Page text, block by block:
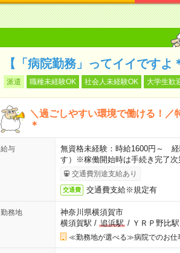
【「病院勤務」ってイイです
派遣 職種未経験OK 社会人未経験OK 大学生歓
＼過ごしやすい環境で働ける！
＊
給与
無資格未経験：時給1600円～
す）※稼働開始時は手続き完了次
交通費別途支給あり
交通費 交通費支給※規定有
勤務地
神奈川県横須賀市
横須賀駅 / 追浜駅/ ＹＲＰ野比駅
≪勤務地が選べる≫病院でのお仕